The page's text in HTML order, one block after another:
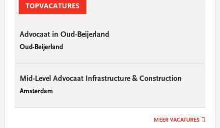
TOPVACATURES
Advocaat in Oud-Beijerland
Oud-Beijerland
Mid-Level Advocaat Infrastructure & Construction
Amsterdam
MEER VACATURES